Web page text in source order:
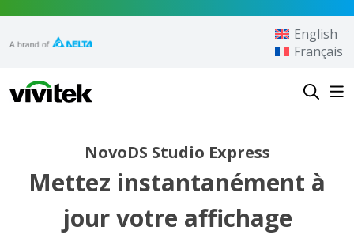
Vivitek
English
Français
NovoDS Studio Express
Mettez instantanément à
jour votre affichage